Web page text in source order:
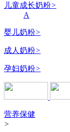
儿童成长奶粉>
A
婴儿奶粉>
成人奶粉>
孕妇奶粉>
营养保健
>